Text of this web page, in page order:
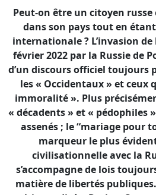
les « Occidentaux » et ceux
immoralité ». Plus
« décadents » et « pédophiles
assenés ; le “mariage pour
marqueur le plus
civilisationnelle avec la
s’accompagne de lois
matière de libertés
multiawardisée, Dmitry Osten
sa terre natale à la mi-
voyages dans différents
Espagne, à Valence. Il en
tourner…